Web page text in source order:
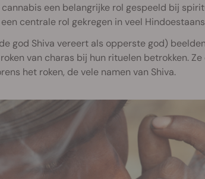
een belangrijke rol gespeeld bij
centrale rol gekregen in veel
god Shiva vereert als opperste god)
van charas bij hun rituelen betrokken.
het roken, de vele namen van Shiva.